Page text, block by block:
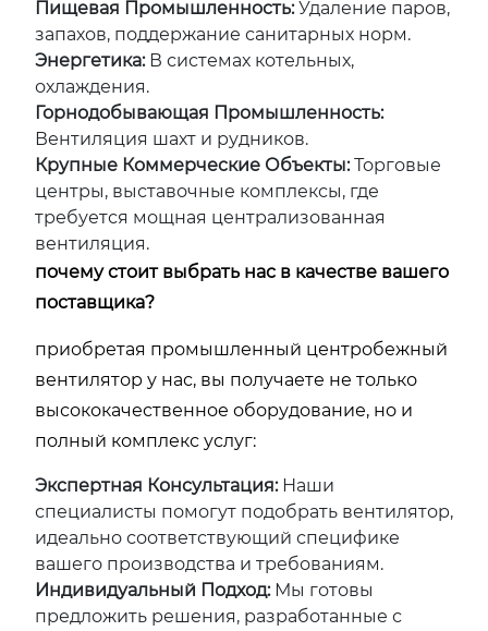
Пищевая Промышленность:Удаление паров,
запахов, поддержание санитарных норм.
Энергетика:В системах котельных,
охлаждения.
Горнодобывающая Промышленность:
Вентиляция шахт и рудников.
Крупные Коммерческие Объекты:Торговые
центры, выставочные комплексы, где
требуется мощная централизованная
вентиляция.
почему стоит выбрать нас в качестве вашего
поставщика?
приобретая промышленный центробежный
вентилятор у нас, вы получаете не только
высококачественное оборудование, но и
полный комплекс услуг:
Экспертная Консультация:Наши
специалисты помогут подобрать вентилятор,
идеально соответствующий специфике
вашего производства и требованиям.
Индивидуальный Подход:Мы готовы
предложить решения, разработанные с